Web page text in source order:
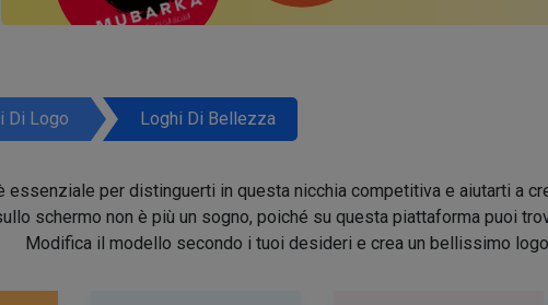
Di Logo Loghi Di Bellezza
essenziale per distinguerti in questa nicchia competitiva e aiutarti a
schermo non è più un sogno, poiché su questa piattaforma puoi
Modifica il modello secondo i tuoi desideri e crea un bellissimo